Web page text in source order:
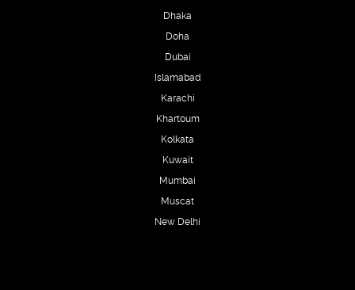
Dhaka
Doha
Dubai
Islamabad
Karachi
Khartoum
Kolkata
Kuwait
Mumbai
Muscat
New Delhi